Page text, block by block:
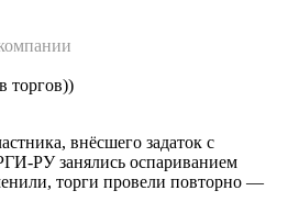
торгов))
внёсшего задаток с
РУ занялись оспариванием
торги провели повторно —